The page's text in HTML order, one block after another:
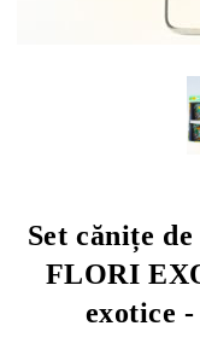
Set cănițe
FLORI
exotice